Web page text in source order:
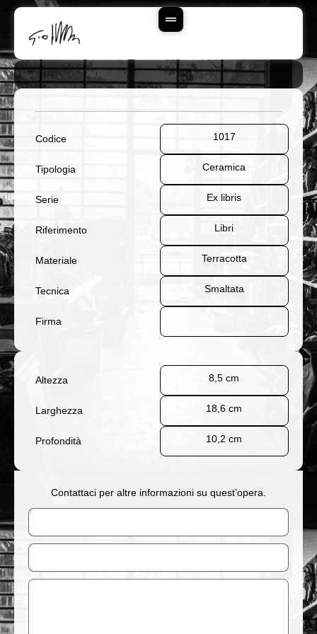
Contenuto
Codice 1017
Tipologia Ceramica
Serie Ex libris
Riferimento Libri
Materiale Terracotta
Tecnica Smaltata
Firma
Altezza 8,5 cm
Larghezza 18,6 cm
Profondità 10,2 cm
Contattaci per altre informazioni su quest’opera.
Nome
Email
Messaggio